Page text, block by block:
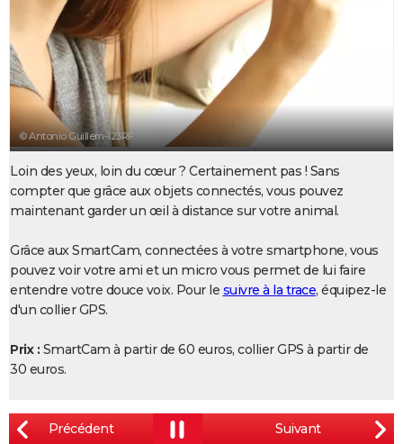
Destinations
City break
Voyage nature
Voyage de noces
PHOTO
GUIDES D'ACHAT
BONS PLANS
CARTE DE VOEUX
Carte de Noël
Carte Bonne année
Carte Saint-Valentin
Carte Pâques
Carte d'anniversaire
DICTIONNAIRE
Dictionnaire
Biographies
Citations
Expressions
Proverbes
PROGRAMME TV
S'inscrire
Se connecter
Lycées
Collèges
Primaires
Universités
Entreprises
Service militaire
Avis de recherche
AVIS DE DÉCÈS
FORUM
Bricolage
Lifestyle
Culture
Sport
Auto
Television
Voyage
Cinema
© Antonio Guillem-123RF
Loin des yeux, loin du cœur ? Certainement pas ! Sans
compter que grâce aux objets connectés, vous pouvez
maintenant garder un œil à distance sur votre animal.
Grâce aux SmartCam, connectées à votre smartphone, vous
pouvez voir votre ami et un micro vous permet de lui faire
entendre votre douce voix. Pour le suivre à la trace, équipez-le
d'un collier GPS.
Prix : SmartCam à partir de 60 euros, collier GPS à partir de
30 euros.